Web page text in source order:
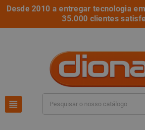
Desde 2010 a entregar tecnologia
35.000 clientes
view_headline